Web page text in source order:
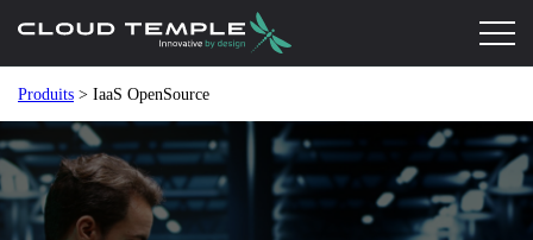
Produits > IaaS OpenSource